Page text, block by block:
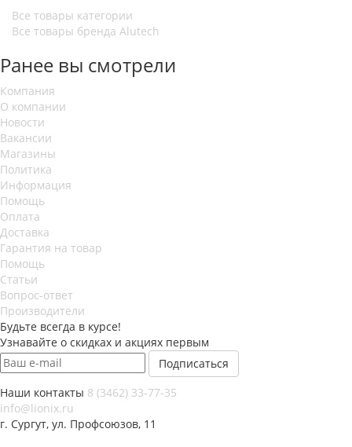
Все товары категории
Все товары бренда Alutech
Ранее вы смотрели
Компания
О компании
Новости
Вакансии
Магазины
Политика
Информация
Помощь
Оплата
Доставка
Гарантия на товар
Помощь
Статьи
Вопрос-ответ
Производители
Будьте всегда в курсе!
Узнавайте о скидках и акциях первым
Наши контакты 8 (3462) 33-77-35
info@lionix.ru
г. Сургут, ул. Профсоюзов, 11